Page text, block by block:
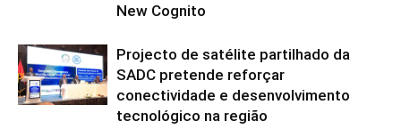
New Cognito
Projecto de satélite partilhado da
SADC pretende reforçar
conectividade e desenvolvimento
tecnológico na região